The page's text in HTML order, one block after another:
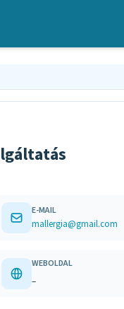
E-MAIL
mallergia@gmail.com
WEBOLDAL
–